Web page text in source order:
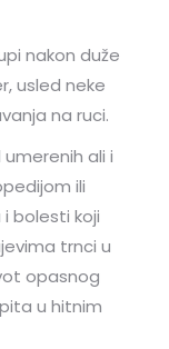
nakon duže
usled neke
na ruci.
ali i
ili
bolesti koji
trnci u
opasnog
u hitnim